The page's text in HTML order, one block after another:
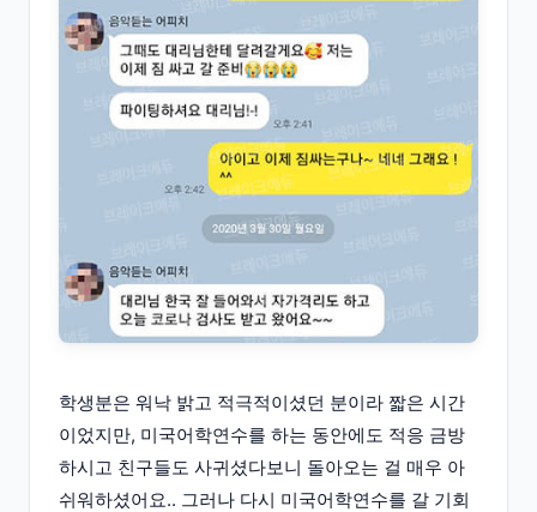
학생분은 워낙 밝고 적극적이셨던 분이라 짧은 시간
이었지만, 미국어학연수를 하는 동안에도 적응 금방
하시고 친구들도 사귀셨다보니 돌아오는 걸 매우 아
쉬워하셨어요.. 그러나 다시 미국어학연수를 갈 기회